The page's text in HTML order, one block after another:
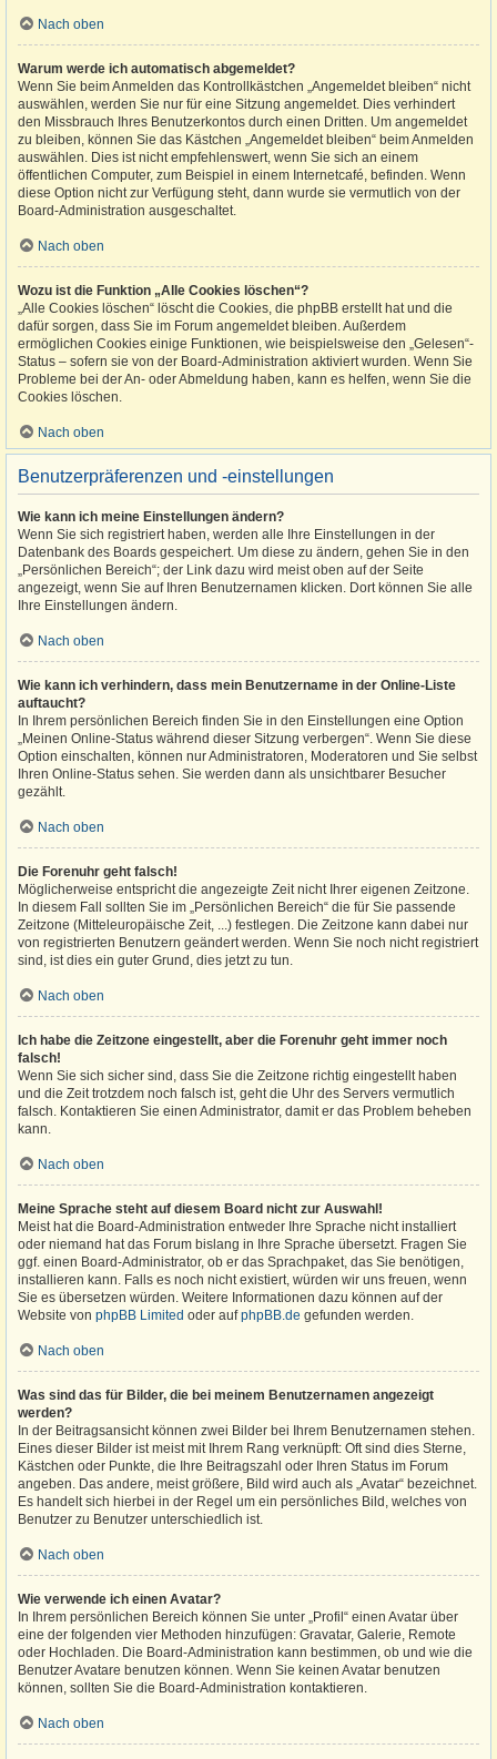
Nach oben
Warum werde ich automatisch abgemeldet?
Wenn Sie beim Anmelden das Kontrollkästchen „Angemeldet bleiben“ nicht
auswählen, werden Sie nur für eine Sitzung angemeldet. Dies verhindert
den Missbrauch Ihres Benutzerkontos durch einen Dritten. Um angemeldet
zu bleiben, können Sie das Kästchen „Angemeldet bleiben“ beim Anmelden
auswählen. Dies ist nicht empfehlenswert, wenn Sie sich an einem
öffentlichen Computer, zum Beispiel in einem Internetcafé, befinden. Wenn
diese Option nicht zur Verfügung steht, dann wurde sie vermutlich von der
Board-Administration ausgeschaltet.
Nach oben
Wozu ist die Funktion „Alle Cookies löschen“?
„Alle Cookies löschen“ löscht die Cookies, die phpBB erstellt hat und die
dafür sorgen, dass Sie im Forum angemeldet bleiben. Außerdem
ermöglichen Cookies einige Funktionen, wie beispielsweise den „Gelesen“-
Status – sofern sie von der Board-Administration aktiviert wurden. Wenn Sie
Probleme bei der An- oder Abmeldung haben, kann es helfen, wenn Sie die
Cookies löschen.
Nach oben
Benutzerpräferenzen und -einstellungen
Wie kann ich meine Einstellungen ändern?
Wenn Sie sich registriert haben, werden alle Ihre Einstellungen in der
Datenbank des Boards gespeichert. Um diese zu ändern, gehen Sie in den
„Persönlichen Bereich“; der Link dazu wird meist oben auf der Seite
angezeigt, wenn Sie auf Ihren Benutzernamen klicken. Dort können Sie alle
Ihre Einstellungen ändern.
Nach oben
Wie kann ich verhindern, dass mein Benutzername in der Online-Liste
auftaucht?
In Ihrem persönlichen Bereich finden Sie in den Einstellungen eine Option
„Meinen Online-Status während dieser Sitzung verbergen“. Wenn Sie diese
Option einschalten, können nur Administratoren, Moderatoren und Sie selbst
Ihren Online-Status sehen. Sie werden dann als unsichtbarer Besucher
gezählt.
Nach oben
Die Forenuhr geht falsch!
Möglicherweise entspricht die angezeigte Zeit nicht Ihrer eigenen Zeitzone.
In diesem Fall sollten Sie im „Persönlichen Bereich“ die für Sie passende
Zeitzone (Mitteleuropäische Zeit, ...) festlegen. Die Zeitzone kann dabei nur
von registrierten Benutzern geändert werden. Wenn Sie noch nicht registriert
sind, ist dies ein guter Grund, dies jetzt zu tun.
Nach oben
Ich habe die Zeitzone eingestellt, aber die Forenuhr geht immer noch
falsch!
Wenn Sie sich sicher sind, dass Sie die Zeitzone richtig eingestellt haben
und die Zeit trotzdem noch falsch ist, geht die Uhr des Servers vermutlich
falsch. Kontaktieren Sie einen Administrator, damit er das Problem beheben
kann.
Nach oben
Meine Sprache steht auf diesem Board nicht zur Auswahl!
Meist hat die Board-Administration entweder Ihre Sprache nicht installiert
oder niemand hat das Forum bislang in Ihre Sprache übersetzt. Fragen Sie
ggf. einen Board-Administrator, ob er das Sprachpaket, das Sie benötigen,
installieren kann. Falls es noch nicht existiert, würden wir uns freuen, wenn
Sie es übersetzen würden. Weitere Informationen dazu können auf der
Website von phpBB Limited oder aufphpBB.de gefunden werden.
Nach oben
Was sind das für Bilder, die bei meinem Benutzernamen angezeigt
werden?
In der Beitragsansicht können zwei Bilder bei Ihrem Benutzernamen stehen.
Eines dieser Bilder ist meist mit Ihrem Rang verknüpft: Oft sind dies Sterne,
Kästchen oder Punkte, die Ihre Beitragszahl oder Ihren Status im Forum
angeben. Das andere, meist größere, Bild wird auch als „Avatar“ bezeichnet.
Es handelt sich hierbei in der Regel um ein persönliches Bild, welches von
Benutzer zu Benutzer unterschiedlich ist.
Nach oben
Wie verwende ich einen Avatar?
In Ihrem persönlichen Bereich können Sie unter „Profil“ einen Avatar über
eine der folgenden vier Methoden hinzufügen: Gravatar, Galerie, Remote
oder Hochladen. Die Board-Administration kann bestimmen, ob und wie die
Benutzer Avatare benutzen können. Wenn Sie keinen Avatar benutzen
können, sollten Sie die Board-Administration kontaktieren.
Nach oben